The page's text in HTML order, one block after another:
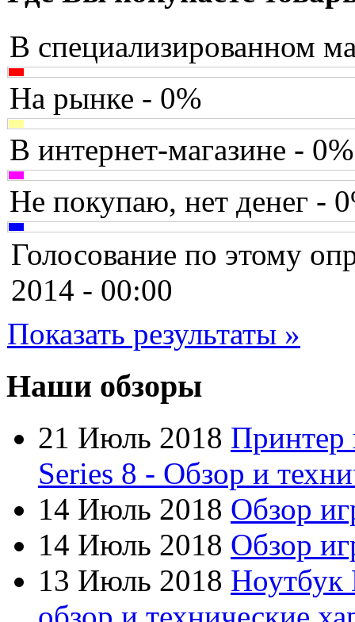
Barnes&noble
Brain(36)
Brava(5)
Canyon(1)
Cbr(1)
Chicony(1)
Codegen(2)
Cooler master(2)
Cube(7)
Cyborg(8)
Datex(1)
(4)
Dell(68)
Dex(3)
Everest(17)
Firtech(2)
Flyper(1)
В специализированном
На рынке - 0%
В интернет-магазине - 0%
Не покупаю, нет денег -
Голосование по этому
2014 - 00:00
Показать результаты »
Наши обзоры
21 Июль 2018 Принтер
Series 8 - Обзор и
14 Июль 2018 Обзор
14 Июль 2018 Обзор
13 Июль 2018 Ноутбук